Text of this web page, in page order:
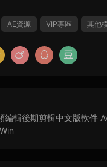
AE資源 VIP專區 其他
編輯後期剪輯中文版軟件